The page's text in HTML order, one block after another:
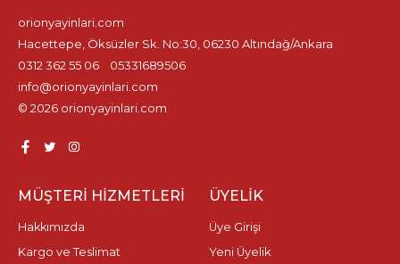
orionyayinlari.com
Hacettepe, Öksüzler Sk. No:30, 06230 Altındağ/Ankara
0312 362 55 06
05331689506
info@orionyayinlari.com
© 2026 orionyayinlari.com
MÜŞTERI HIZMETLERI
Hakkımızda
Kargo ve Teslimat
ÜYELIK
Üye Girişi
Yeni Üyelik